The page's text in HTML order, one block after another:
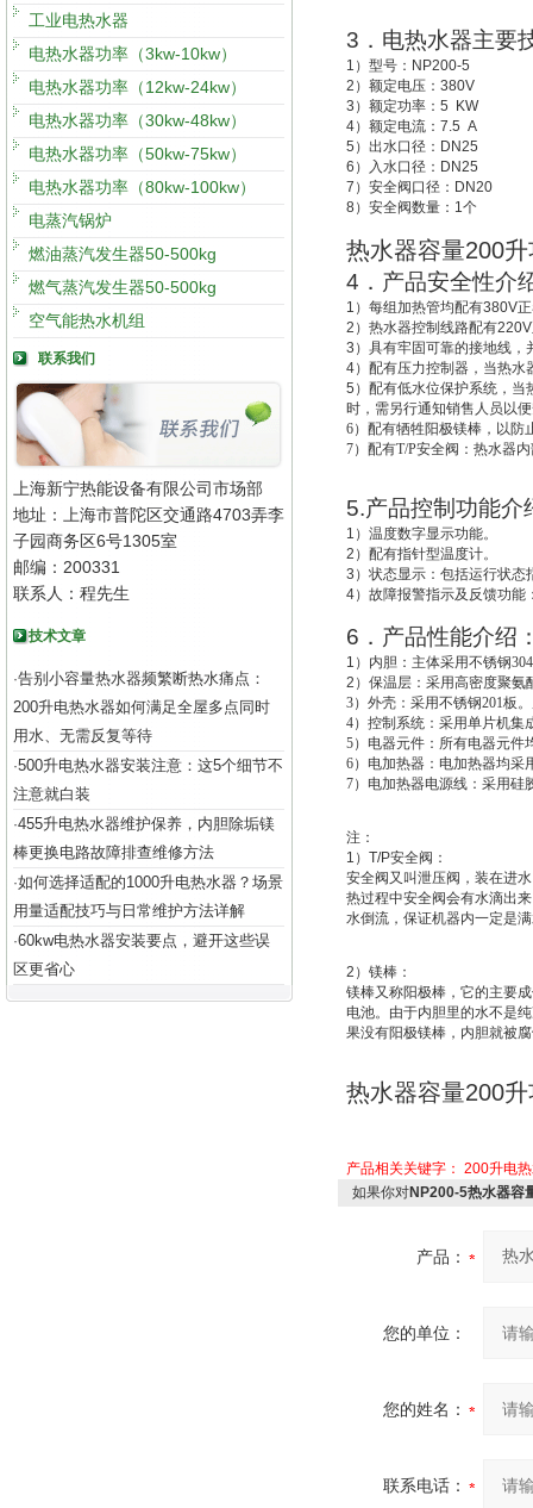
工业电热水器
电热水器功率（3kw-10kw）
电热水器功率（12kw-24kw）
电热水器功率（30kw-48kw）
电热水器功率（50kw-75kw）
电热水器功率（80kw-100kw）
电蒸汽锅炉
燃油蒸汽发生器50-500kg
燃气蒸汽发生器50-500kg
空气能热水机组
联系我们
上海新宁热能设备有限公司市场部
地址：上海市普陀区交通路4703弄李
子园商务区6号1305室
邮编：200331
联系人：程先生
技术文章
·告别小容量热水器频繁断热水痛点：
200升电热水器如何满足全屋多点同时
用水、无需反复等待
·500升电热水器安装注意：这5个细节不
注意就白装
·455升电热水器维护保养，内胆除垢镁
棒更换电路故障排查维修方法
·如何选择适配的1000升电热水器？场景
用量适配技巧与日常维护方法详解
·60kw电热水器安装要点，避开这些误
区更省心
3 ．电热水器主要
1 ）型号： NP200-5
2 ）额定电压： 380V
3 ）额定功率： 5 KW
4）额定电流： 7.5 A
5 ）出水口径： DN25
6 ）入水口径： DN25
7 ）安全阀口径： DN20
8）安全阀数量： 1个
热水器容量200
4 ．产品安全性介
1 ）每组加热管均配有380V
2 ）热水器控制线路配有220V
3 ）具有牢固可靠的接地线，
4）配有压力控制器，当热水
5 ）配有低水位保护系统， 当
时，需另行通知销售人员以
6）配有牺牲阳极镁棒，以防
7）配有T/P安全阀：热水器
5.产品控制功能介
1 ）温度数字显示功能。
2 ）配有指针型温度计。
3 ）状态显示：包括运行状
4）故障报警指示及反馈功
6 ．产品性能介绍
1 ） 内胆：主体采用不锈钢
2 ） 保温层：采用高密度聚氨
3）外壳：采用不锈钢201板
4）控制系统：采用单片机集
5）电器元件：所有电器元件
6）电加热器：电加热器均采
7）电加热器电源线：采用硅
注：
1 ） T/P安全阀：
安全阀又叫泄压阀 ，装在进
热过程中安全阀会有水滴出
水倒流，保证机器内一定是
2 ） 镁棒：
镁棒又称阳极棒 ，它的主要
电池。由于内胆里的水不是
果没有阳极镁棒，内胆就被
热水器容量200
产品相关关键字： 200升电
如果你对NP200-5热水器容
产品：
您的单位：
您的姓名：
联系电话：